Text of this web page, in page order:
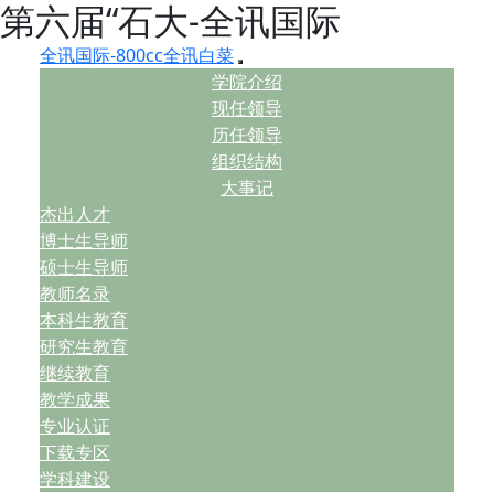
第六届“石大-全讯国际
全讯国际-800cc全讯白菜
学院介绍
现任领导
历任领导
组织结构
大事记
杰出人才
博士生导师
硕士生导师
教师名录
本科生教育
研究生教育
继续教育
教学成果
专业认证
下载专区
学科建设